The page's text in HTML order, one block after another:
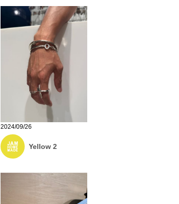
2024/09/26
Yellow 2